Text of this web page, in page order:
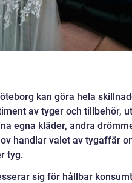
kan göra hela
av tyger och tillbehör,
egna kläder, andra
handlar valet av tygaffär
tyg.
sig för hållbar